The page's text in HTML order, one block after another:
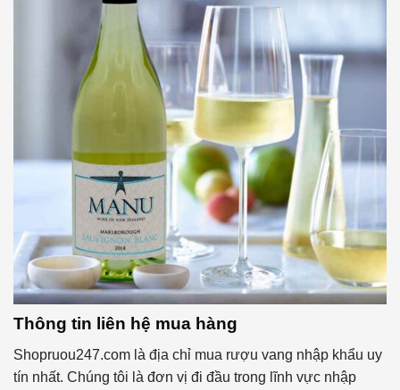
Thông tin liên hệ mua hàng
Shopruou247.com là địa chỉ mua rượu vang nhập khẩu uy
tín nhất. Chúng tôi là đơn vị đi đầu trong lĩnh vực nhập